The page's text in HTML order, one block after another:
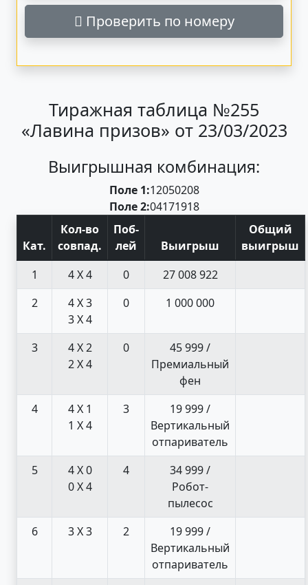
Проверить по номеру
Тиражная таблица №255
«Лавина призов» от 23/03/2023
Выигрышная комбинация:
Поле 1:12050208
Поле 2:04171918
Кат.
Кол-во
совпад.
Поб-
лей
Выигрыш
Общий
выигрыш
1
4 X 4 0
27 008 922
2
4 X 3
3 X 4
0 1 000 000
3
4 X 2
2 X 4
0
45 999 /
Премиальный
фен
4
4 X 1
1 X 4
3
19 999 /
Вертикальный
отпариватель
5
4 X 0
0 X 4
4
34 999 /
Робот-
пылесос
6
3 X 3 2
19 999 /
Вертикальный
отпариватель